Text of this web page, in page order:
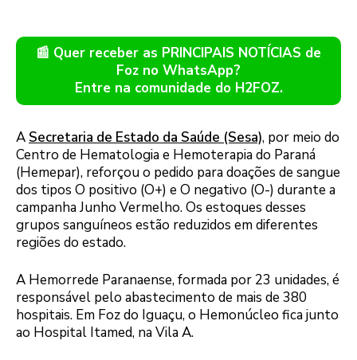
📰 Quer receber as PRINCIPAIS NOTÍCIAS de
Foz no WhatsApp?
Entre na comunidade do H2FOZ.
A Secretaria de Estado da Saúde (Sesa), por meio do
Centro de Hematologia e Hemoterapia do Paraná
(Hemepar), reforçou o pedido para doações de sangue
dos tipos O positivo (O+) e O negativo (O-) durante a
campanha Junho Vermelho. Os estoques desses
grupos sanguíneos estão reduzidos em diferentes
regiões do estado.
A Hemorrede Paranaense, formada por 23 unidades, é
responsável pelo abastecimento de mais de 380
hospitais. Em Foz do Iguaçu, o Hemonúcleo fica junto
ao Hospital Itamed, na Vila A.